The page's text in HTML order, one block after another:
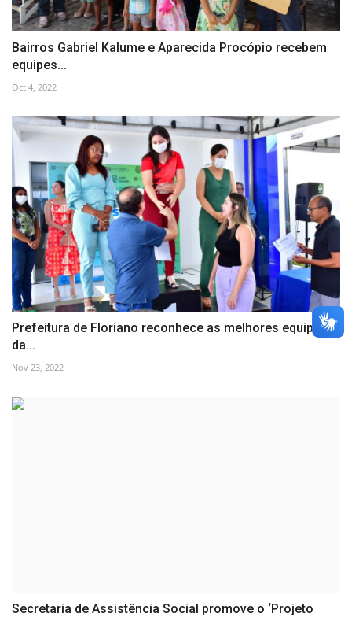
Bairros Gabriel Kalume e Aparecida Procópio recebem
equipes...
Oct 4, 2022
Prefeitura de Floriano reconhece as melhores equipes
da...
Nov 23, 2022
Secretaria de Assistência Social promove o ‘Projeto